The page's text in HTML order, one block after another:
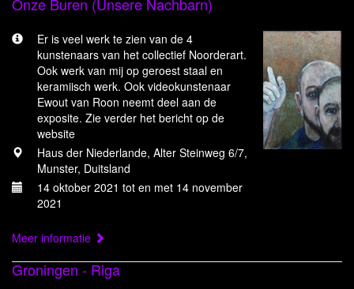
Er is veel werk te zien van de 4
kunstenaars van het collectief Noorderart.
Ook werk van mij op geroest staal en
keramiisch werk. Ook videokunstenaar
Ewout van Roon neemt deel aan de
exposite. Zie verder het bericht op de
website
Haus der Niederlande, Alter Steinweg 6/7,
Munster, Duitsland
14 oktober 2021 tot en met 14 november
2021
Meer informatie
Groningen - Riga